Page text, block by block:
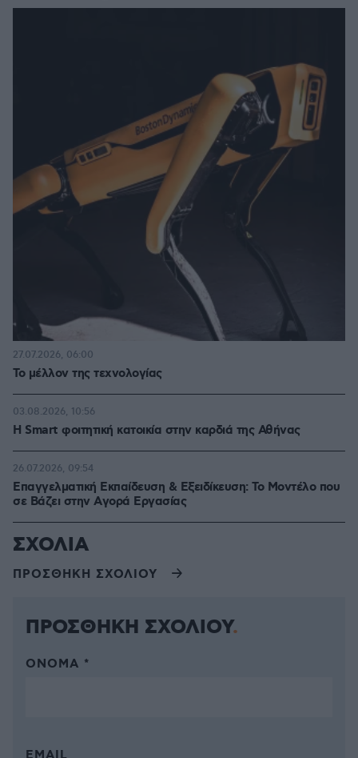
Το μέλλον της τεχνολογίας
27.07.2026, 06:00
Η Smart φοιτητική κατοικία στην καρδιά της Αθήνας
03.08.2026, 10:56
Επαγγελματική Εκπαίδευση & Εξειδίκευση: Το Mοντέλο που
σε Bάζει στην Aγορά Eργασίας
26.07.2026, 09:54
ΣΧΟΛΙΑ
ΠΡΟΣΘΗΚΗ ΣΧΟΛΙΟΥ
ΠΡΟΣΘΗΚΗ ΣΧΟΛΙΟΥ
ΌΝΟΜΑ *